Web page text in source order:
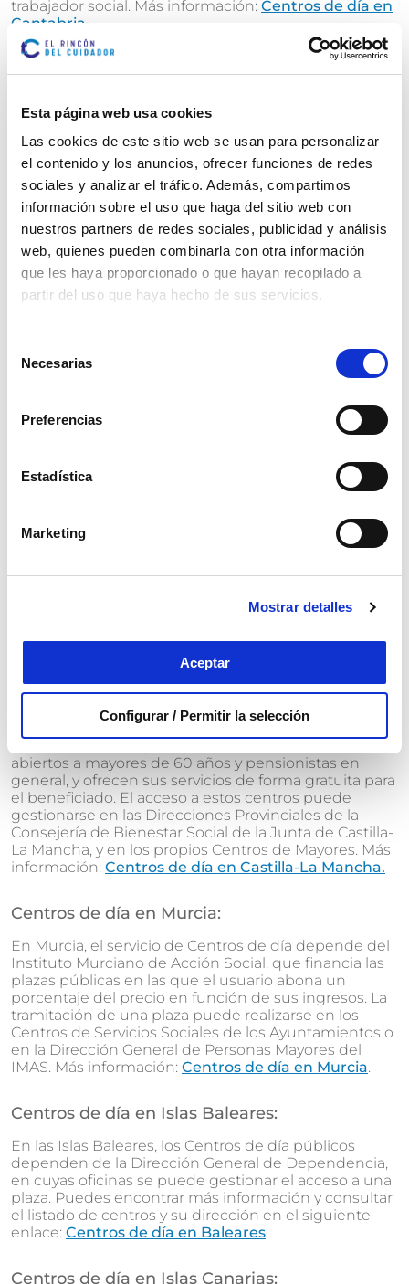
Esta página web usa cookies
Las cookies de este sitio web se usan para personalizar
el contenido y los anuncios, ofrecer funciones de redes
sociales y analizar el tráfico. Además, compartimos
información sobre el uso que haga del sitio web con
nuestros partners de redes sociales, publicidad y análisis
web, quienes pueden combinarla con otra información
que les haya proporcionado o que hayan recopilado a
partir del uso que haya hecho de sus servicios.
Necesarias
Preferencias
Estadística
Marketing
Mostrar detalles
Aceptar
Configurar / Permitir la selección
trabajador social. Más información: Centros de día en
Cantabria
Centros de día en Asturias:
Asturias se ofrece a personas con situación de
dependencia reconocida o a las que se haya
prescrito este servicio mediante una Comisión de
Valoración. El acceso al servicio se realiza a través de
los Servicios Sociales Municipales. Más información:
Centros de día en Asturias
Centros de día en Galicia:
Los Centros de día públicos en Galicia dependen del
Servicio Gallego de Atención a la Dependencia, y las
solicitudes pueden tramitarse en sus oficinas. Más
La solicitud de ingreso en Extremadura puede
realizarse en las oficinas de registro de la Consejería
descarga de la solicitud en este enlace:
Solicitud de
ingreso en centros de mayores de Extremadura
(Servicio Extremeño de Promoción de la Autonomía y
Atención a la Dependencia).
Centros de día en Castilla y León:
Para solicitar una plaza en uno de los Centros de día
Centros de día en Castilla y León
Centros de día en Castilla-La Mancha:
abiertos a mayores de 60 años y pensionistas en
general, y ofrecen sus servicios de forma gratuita para
el beneficiado. El acceso a estos centros puede
gestionarse en las Direcciones Provinciales de la
Consejería de Bienestar Social de la Junta de Castilla-
La Mancha, y en los propios Centros de Mayores. Más
información: Centros de día en Castilla-La Mancha.
Centros de día en Murcia:
En Murcia, el servicio de Centros de día depende del
Instituto Murciano de Acción Social, que financia las
plazas públicas en las que el usuario abona un
porcentaje del precio en función de sus ingresos. La
tramitación de una plaza puede realizarse en los
Centros de Servicios Sociales de los Ayuntamientos o
en la Dirección General de Personas Mayores del
IMAS. Más información: Centros de día en Murcia.
Centros de día en Islas Baleares:
En las Islas Baleares, los Centros de día públicos
dependen de la Dirección General de Dependencia,
en cuyas oficinas se puede gestionar el acceso a una
plaza. Puedes encontrar más información y consultar
el listado de centros y su dirección en el siguiente
enlace: Centros de día en Baleares.
Centros de día en Islas Canarias: